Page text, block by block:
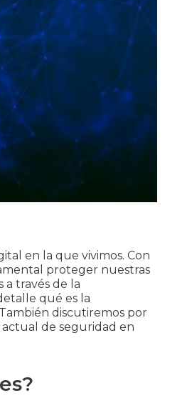
en la que vivimos. Con
proteger nuestras
través de la
qué es la
discutiremos por
de seguridad en